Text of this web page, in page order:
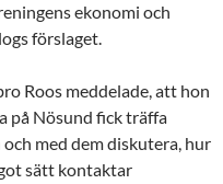
ekonomi och
förslaget.
Roos meddelade, att hon
på Nösund fick träffa
med dem diskutera, hur
sätt kontaktar